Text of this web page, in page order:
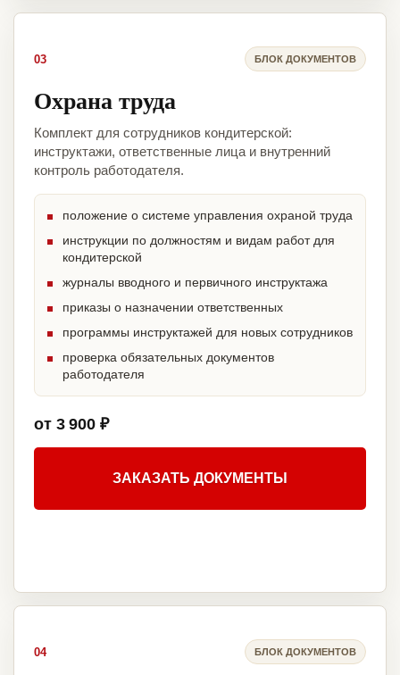
03 БЛОК ДОКУМЕНТОВ
Охрана труда
Комплект для сотрудников кондитерской:
инструктажи, ответственные лица и внутренний
контроль работодателя.
положение о системе управления охраной труда
инструкции по должностям и видам работ для
кондитерской
журналы вводного и первичного инструктажа
приказы о назначении ответственных
программы инструктажей для новых сотрудников
проверка обязательных документов
работодателя
от 3 900 ₽
ЗАКАЗАТЬ ДОКУМЕНТЫ
04 БЛОК ДОКУМЕНТОВ